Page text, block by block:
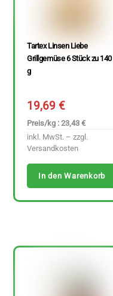
Tartex Linsen Liebe
Grillgemüse 6 Stück zu 140
g
19,69€
Preis/kg : 23,43 €
inkl. MwSt. – zzgl.
Versandkosten
In den Warenkorb